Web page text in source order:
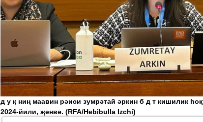
д у қ ниң маавин рәиси зумрәтай әркин б д т кишилик
2024-йили, җәнвә. (RFA/Hebibulla Izchi)